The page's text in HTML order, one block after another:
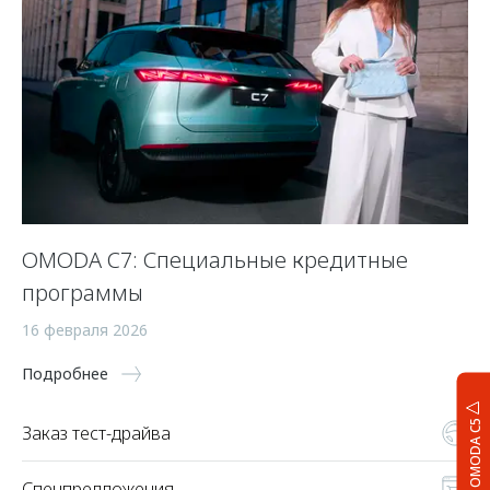
OMODA C5
OMODA C7: Специальные кредитные
программы
16 февраля 2026
Подробнее
Заказ тест-драйва